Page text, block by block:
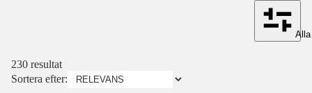
230 resultat
Sortera efter: